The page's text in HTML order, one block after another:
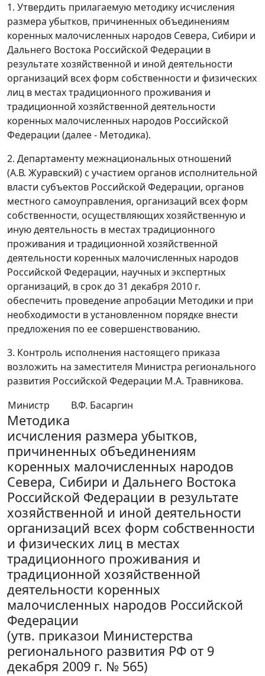
1. Утвердить прилагаемую методику исчисления
размера убытков, причиненных объединениям
коренных малочисленных народов Севера, Сибири и
Дальнего Востока Российской Федерации в
результате хозяйственной и иной деятельности
организаций всех форм собственности и физических
лиц в местах традиционного проживания и
традиционной хозяйственной деятельности
коренных малочисленных народов Российской
Федерации (далее - Методика).
2. Департаменту межнациональных отношений
(А.В. Журавский) с участием органов исполнительной
власти субъектов Российской Федерации, органов
местного самоуправления, организаций всех форм
собственности, осуществляющих хозяйственную и
иную деятельность в местах традиционного
проживания и традиционной хозяйственной
деятельности коренных малочисленных народов
Российской Федерации, научных и экспертных
организаций, в срок до 31 декабря 2010 г.
обеспечить проведение апробации Методики и при
необходимости в установленном порядке внести
предложения по ее совершенствованию.
3. Контроль исполнения настоящего приказа
возложить на заместителя Министра регионального
развития Российской Федерации М.А. Травникова.
Министр
В.Ф. Басаргин
Методика
исчисления размера убытков,
причиненных объединениям
коренных малочисленных народов
Севера, Сибири и Дальнего Востока
Российской Федерации в результате
хозяйственной и иной деятельности
организаций всех форм собственности
и физических лиц в местах
традиционного проживания и
традиционной хозяйственной
деятельности коренных
малочисленных народов Российской
Федерации
(утв. приказои Министерства
регионального развития РФ от 9
декабря 2009 г. № 565)